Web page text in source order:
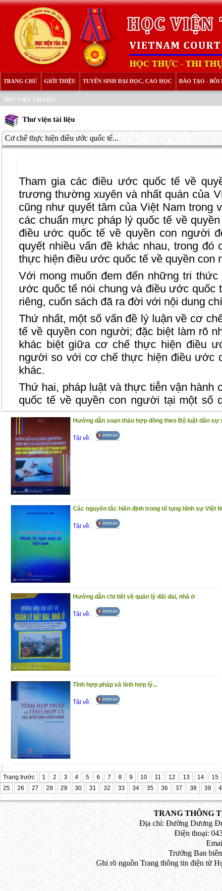
TRANG CHỦ GIỚI THIỆU TUYỂN SINH ĐẠI HỌC, CAO HỌC ĐÀO TẠO - BỒI
THƯ VIỆN TÀI LIỆU
Thư viện tài liệu
Cơ chế thực hiện điều ước quốc tế...
Tham gia các điều ước quốc tế về
trương thường xuyên và nhất quán của
cũng như quyết tâm của Việt Nam trong
các chuẩn mực pháp lý quốc tế về
điều ước quốc tế về quyền con người
quyết nhiều vấn đề khác nhau, trong đó
thực hiện điều ước quốc tế về quyền con
Với mong muốn đem đến những tri
ước quốc tế nói chung và điều ước quốc
riêng, cuốn sách đã ra đời với nội dung
Thứ nhất, một số vấn đề lý luận về cơ
tế về quyền con người; đặc biệt làm rõ
khác biệt giữa cơ chế thực hiện điều
người so với cơ chế thực hiện điều ước
khác.
Thứ hai, pháp luật và thực tiễn vận hành
quốc tế về quyền con người tại một số
học kinh nghiệm đối với Việt Nam.
Thứ ba, thực trạng cơ chế thực hiện
người của Việt Nam; phương hướng và
thực hiện điều ước quốc tế về quyền
giai đoạn hiện nay.
Trân trọng giới thiệu đến bạn đọc !
(25/11/2020)
Hướng dẫn soạn thảo hợp đồng theo Bộ luật dân sự
Tải về:
Các nguyên tắc hiến định trong tố tụng hình sự Việt
Tải về:
Hướng dẫn chi tiết về quản lý đất đai, nhà ở
Tải về:
Tính hợp pháp và tình hợp lý...
Tải về:
Trang trước 1 2 3 4 5 6 7 8 9 10 11 12 13 14
15
25
26 27 28 29 30 31 32 33 34 35 36 37 38 39
TRANG THÔNG
Địa chỉ: Đường Dương
Điện thoại:
Trưởng Ban
Ghi rõ nguồn Trang thông tin điện tử